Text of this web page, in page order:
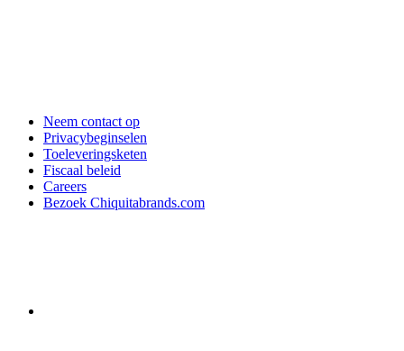
Neem contact op
Privacybeginselen
Toeleveringsketen
Fiscaal beleid
Careers
Bezoek Chiquitabrands.com